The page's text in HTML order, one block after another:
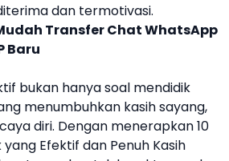
dan termotivasi.
Transfer Chat WhatsApp
Baru
bukan hanya soal mendidik
menumbuhkan kasih sayang,
diri. Dengan menerapkan 10
Efektif dan Penuh Kasih